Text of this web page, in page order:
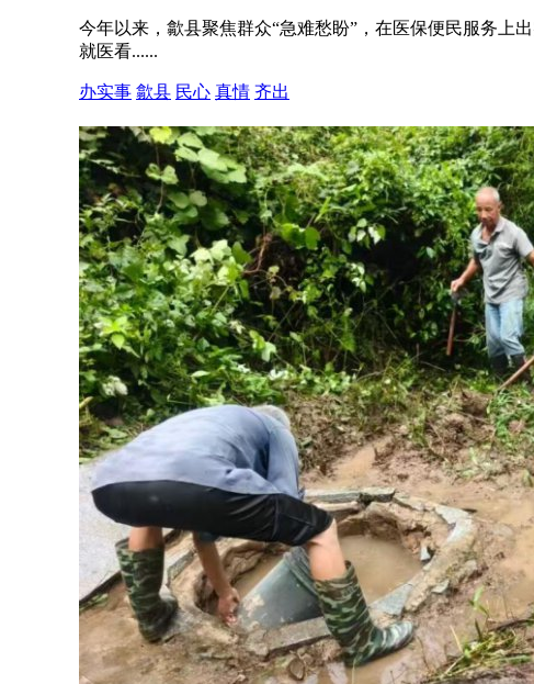
今年以来，歙县聚焦群众“急难愁盼”，在医保便民服务上
就医看......
办实事 歙县 民心 真情 齐出